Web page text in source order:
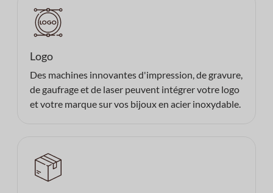
Logo
Des machines innovantes d'impression, de gravure,
de gaufrage et de laser peuvent intégrer votre logo
et votre marque sur vos bijoux en acier inoxydable.